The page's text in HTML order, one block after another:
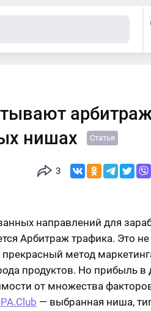
нишах
Статья
3
направлений для
Арбитраж трафика. Это
метод
продуктов. Но прибыль в
от множества
— выбранная ниша,